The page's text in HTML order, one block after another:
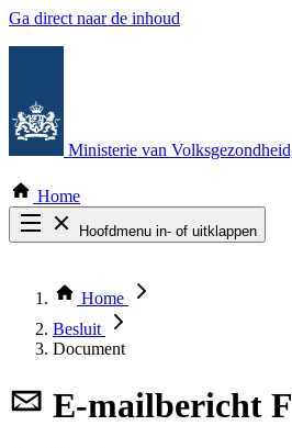
Ga direct naar de inhoud
Ministerie van
Home
Hoofdmenu in- of uitklappen
Thema COVID-19
Bekijk per bestuursorgaan
Home
Besluit
Document
E-mailbericht